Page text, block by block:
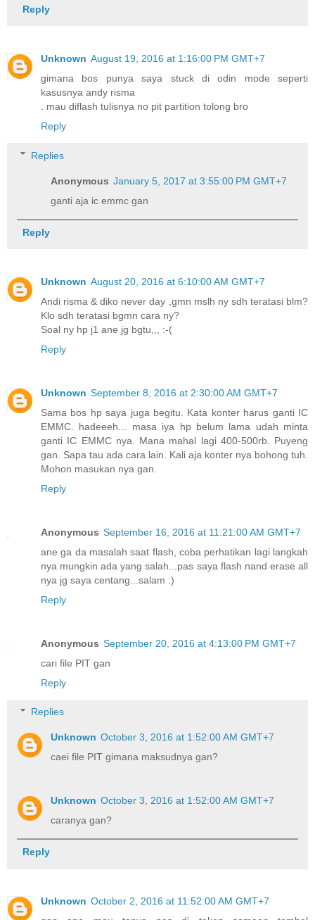
Reply
Unknown August 19, 2016 at 1:16:00 PM GMT+7
gimana bos punya saya stuck di odin mode seperti
kasusnya andy risma
. mau diflash tulisnya no pit partition tolong bro
Reply
Replies
Anonymous January 5, 2017 at 3:55:00 PM GMT+7
ganti aja ic emmc gan
Reply
Unknown August 20, 2016 at 6:10:00 AM GMT+7
Andi risma & diko never day ,gmn mslh ny sdh teratasi blm?
Klo sdh teratasi bgmn cara ny?
Soal ny hp j1 ane jg bgtu,,, :-(
Reply
Unknown September 8, 2016 at 2:30:00 AM GMT+7
Sama bos hp saya juga begitu. Kata konter harus ganti IC
EMMC. hadeeeh... masa iya hp belum lama udah minta
ganti IC EMMC nya. Mana mahal lagi 400-500rb. Puyeng
gan. Sapa tau ada cara lain. Kali aja konter nya bohong tuh.
Mohon masukan nya gan.
Reply
Anonymous September 16, 2016 at 11:21:00 AM GMT+7
ane ga da masalah saat flash, coba perhatikan lagi langkah
nya mungkin ada yang salah...pas saya flash nand erase all
nya jg saya centang...salam :)
Reply
Anonymous September 20, 2016 at 4:13:00 PM GMT+7
cari file PIT gan
Reply
Replies
Unknown October 3, 2016 at 1:52:00 AM GMT+7
caei file PIT gimana maksudnya gan?
Unknown October 3, 2016 at 1:52:00 AM GMT+7
caranya gan?
Reply
Unknown October 2, 2016 at 11:52:00 AM GMT+7